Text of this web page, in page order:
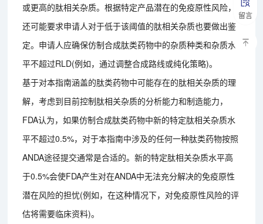
留言
或更高的肽相关杂质。根据特定产品潜在的免疫原性风险，
还可能要求申请人对于低于该阈值的肽相关杂质也要做出鉴
定。申请人应确保仿制合成肽类药物中的杂质种类和杂质水
平不超过RLD(例如，通过调整合成路线或纯化策略)。
基于对本指南涵盖的肽类药物中可能存在的肽相关杂质的理
解，考虑到目前控制肽相关杂质的分析能力和制造能力，
FDA认为，如果仿制合成肽类药物中新的特定肽相关杂质水
平不超过0.5%，对于本指南中涉及的任何一种肽类药物按照
ANDA途径提交通常是合适的。新的特定肽相关杂质水平高
于0.5%会使FDA产生对在ANDA中无法充分解决的免疫原性
潜在风险的担忧(例如，在这种情况下，对免疫原性风险的评
估将需要临床资料)。